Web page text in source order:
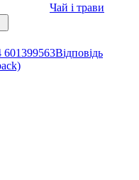
Чай і трави
601399563Відповідь